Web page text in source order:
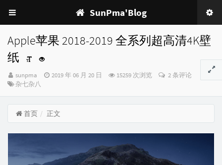
SunPma'Blog
Apple苹果 2018-2019 全系列超高清4K壁
纸
博
主：
sunpma
发
2019 年 06 月 20 日 15259 次浏览
2 条评论
分
杂七杂八
首页 正文